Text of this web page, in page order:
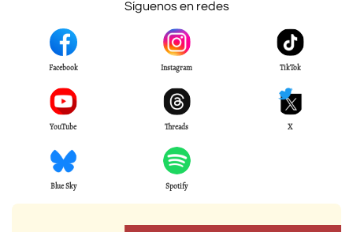
Síguenos en redes
Facebook Instagram TikTok
YouTube Threads X
Blue Sky Spotify